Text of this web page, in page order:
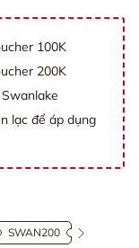
100K
200K
lạc để áp dụng
SWAN200